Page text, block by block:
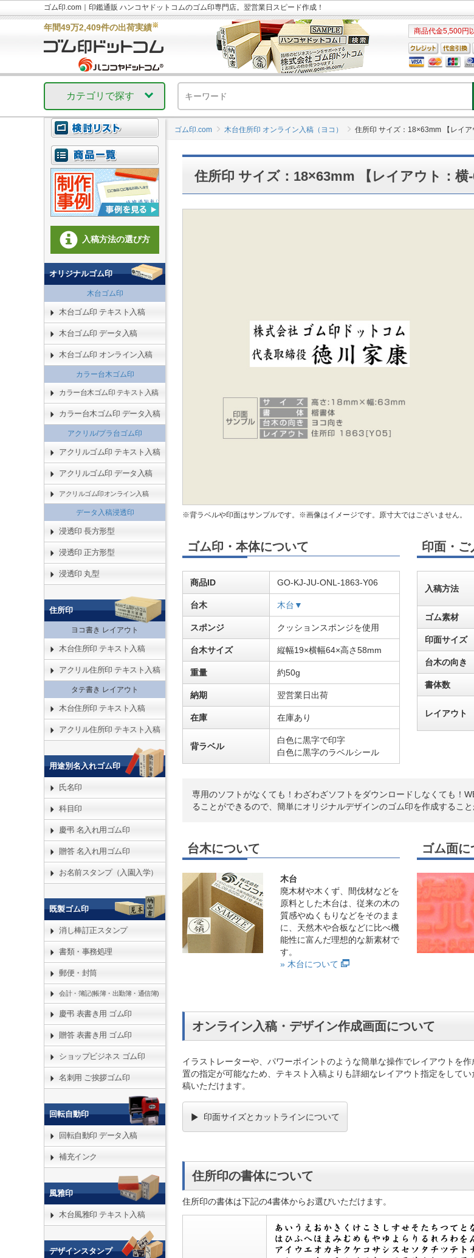
ゴム印.com｜印鑑通販 ハンコヤドットコムのゴム印専門店。翌営業日スピード作成！
年間49万2,409件の出荷実績※
商品代金5,500円
カテゴリで探す
ゴム印.com 木台住所印 オンライン入稿（ヨコ） 住所印 サイズ：18×63mm 【レイア
住所印 サイズ：18×63mm 【レイアウト：横-
※背ラベルや印面はサンプルです。※画像はイメージです。原寸大ではございません。
ゴム印・本体について
商品ID GO-KJ-JU-ONL-1863-Y06
台木 木台▼
スポンジ クッションスポンジを使用
台木サイズ 縦幅19×横幅64×高さ58mm
重量 約50g
納期 翌営業日出荷
在庫 在庫あり
背ラベル
白色に黒字で印字
白色に黒字のラベルシール
印面・ご
入稿方法
ゴム素材
印面サイズ
台木の向き
書体数
レイアウト
専用のソフトがなくても！わざわざソフトをダウンロードしなくても！
ることができるので、簡単にオリジナルデザインのゴム印を作成すること
台木について
木台
廃木材や木くず、間伐材などを
原料とした木台は、従来の木の
質感やぬくもりなどをそのまま
に、天然木や合板などに比べ機
能性に富んだ理想的な新素材で
す。
» 木台について
ゴム面に
オンライン入稿・デザイン作成画面について
イラストレーターや、パワーポイントのような簡単な操作でレイアウトを
置の指定が可能なため、テキスト入稿よりも詳細なレイアウト指定をして
稿いただけます。
印面サイズとカットラインについて
住所印の書体について
住所印の書体は下記の4書体からお選びいただけます。
入稿方法の選び方
オリジナルゴム印
木台ゴム印
木台ゴム印 テキスト入稿
木台ゴム印 データ入稿
木台ゴム印 オンライン入稿
カラー台木ゴム印
カラー台木ゴム印 テキスト入稿
カラー台木ゴム印 データ入稿
アクリル/プラ台ゴム印
アクリルゴム印 テキスト入稿
アクリルゴム印 データ入稿
アクリルゴム印オンライン入稿
データ入稿浸透印
浸透印 長方形型
浸透印 正方形型
浸透印 丸型
住所印
ヨコ書き レイアウト
木台住所印 テキスト入稿
アクリル住所印 テキスト入稿
タテ書き レイアウト
木台住所印 テキスト入稿
アクリル住所印 テキスト入稿
用途別名入れゴム印
氏名印
科目印
慶弔 名入れ用ゴム印
贈答 名入れ用ゴム印
お名前スタンプ（入園入学）
既製ゴム印
消し棒訂正スタンプ
書類・事務処理
郵便・封筒
会計・簿記(帳簿・出勤簿・通信簿)
慶弔 表書き用 ゴム印
贈答 表書き用 ゴム印
ショップビジネス ゴム印
名刺用 ご挨拶ゴム印
回転自動印
回転自動印 データ入稿
補充インク
風雅印
木台風雅印 テキスト入稿
デザインスタンプ